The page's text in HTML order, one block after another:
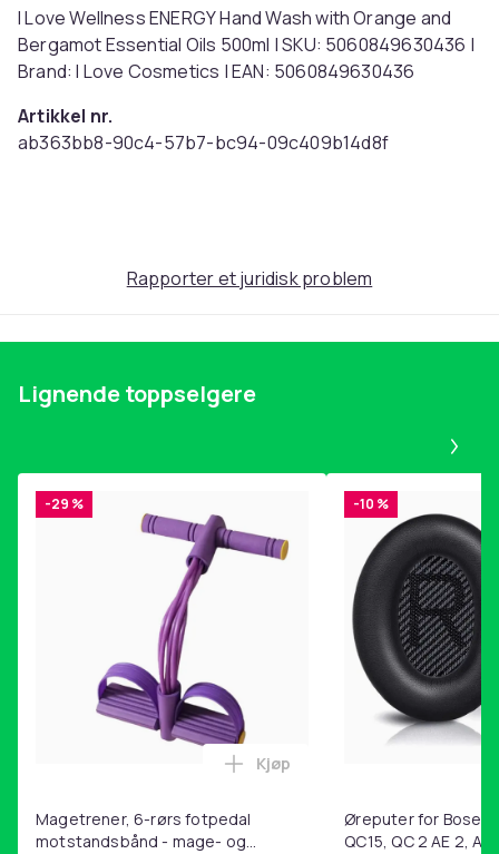
I Love Wellness ENERGY Hand Wash with Orange and
Bergamot Essential Oils 500ml | SKU: 5060849630436 |
Brand: I Love Cosmetics | EAN: 5060849630436
Artikkel nr.
ab363bb8-90c4-57b7-bc94-09c409b14d8f
Rapporter et juridisk problem
Lignende toppselgere
-29 %
Magetrener, 6-rørs fotpedal
motstandsbånd - mage- og
Legg Magetrener, 6-rørs
Kjøp
-10 %
Øreputer for Bose
QC15, QC 2 AE 2, AE